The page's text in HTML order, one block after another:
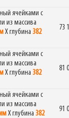
ячейками с
из массива
Х глубина 382
73
ячейками с
из массива
Х глубина 382
81
ячейками с
из массива
Х глубина 382
91